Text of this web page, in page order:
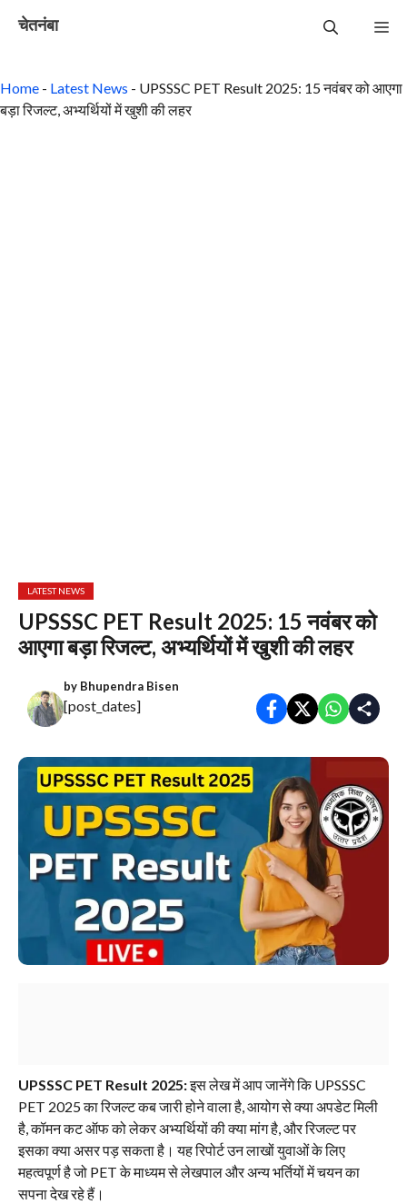
चेतनंबा
Home - Latest News - UPSSSC PET Result 2025: 15 नवंबर को आएगा
बड़ा रिजल्ट, अभ्यर्थियों में खुशी की लहर
LATEST NEWS
UPSSSC PET Result 2025: 15 नवंबर को
आएगा बड़ा रिजल्ट, अभ्यर्थियों में खुशी की लहर
by Bhupendra Bisen
[post_dates]
UPSSSC PET Result 2025:इस लेख में आप जानेंगे कि UPSSSC
PET 2025 का रिजल्ट कब जारी होने वाला है, आयोग से क्या अपडेट मिली
है, कॉमन कट ऑफ को लेकर अभ्यर्थियों की क्या मांग है, और रिजल्ट पर
इसका क्या असर पड़ सकता है। यह रिपोर्ट उन लाखों युवाओं के लिए
महत्वपूर्ण है जो PET के माध्यम से लेखपाल और अन्य भर्तियों में चयन का
सपना देख रहे हैं।